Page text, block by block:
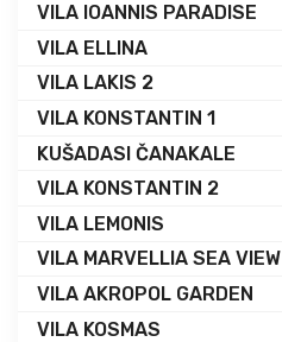
VILA IOANNIS PARADISE
VILA ELLINA
VILA LAKIS 2
VILA KONSTANTIN 1
KUŠADASI ČANAKALE
VILA KONSTANTIN 2
VILA LEMONIS
VILA MARVELLIA SEA VIEW
VILA AKROPOL GARDEN
VILA KOSMAS